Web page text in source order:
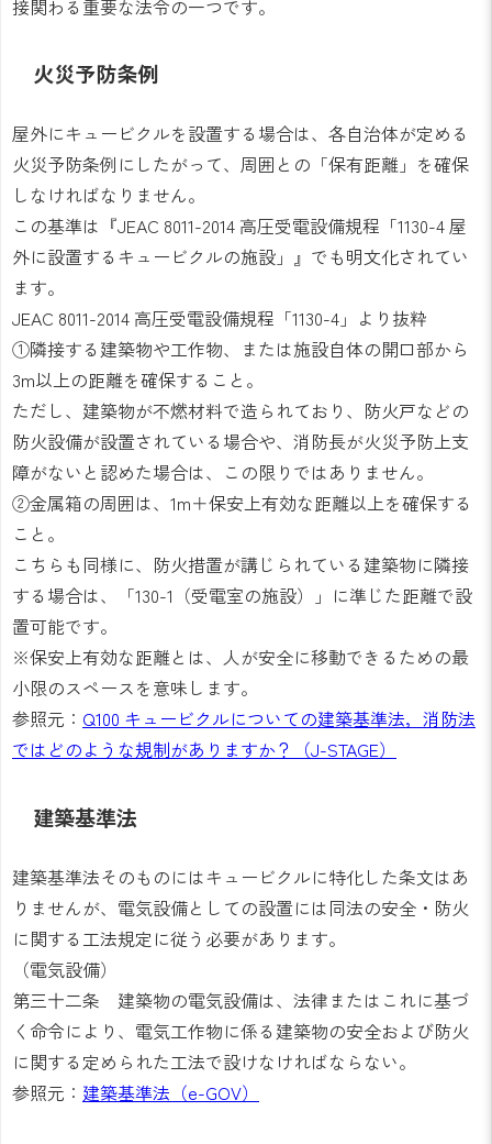
接関わる重要な法令の一つです。
火災予防条例
屋外にキュービクルを設置する場合は、各自治体が定める
火災予防条例にしたがって、周囲との「保有距離」を確保
しなければなりません。
この基準は『JEAC 8011-2014 高圧受電設備規程「1130-4 屋
外に設置するキュービクルの施設」』でも明文化されてい
ます。
JEAC 8011-2014 高圧受電設備規程「1130-4」より抜粋
①隣接する建築物や工作物、または施設自体の開口部から
3m以上の距離を確保すること。
ただし、建築物が不燃材料で造られており、防火戸などの
防火設備が設置されている場合や、消防長が火災予防上支
障がないと認めた場合は、この限りではありません。
②金属箱の周囲は、1m＋保安上有効な距離以上を確保する
こと。
こちらも同様に、防火措置が講じられている建築物に隣接
する場合は、「130-1（受電室の施設）」に準じた距離で設
置可能です。
※保安上有効な距離とは、人が安全に移動できるための最
小限のスペースを意味します。
参照元： Q100 キュービクルについての建築基準法，消防法
ではどのような規制がありますか？（J-STAGE）
建築基準法
建築基準法そのものにはキュービクルに特化した条文はあ
りませんが、電気設備としての設置には同法の安全・防火
に関する工法規定に従う必要があります。
（電気設備）
第三十二条 建築物の電気設備は、法律またはこれに基づ
く命令により、電気工作物に係る建築物の安全および防火
に関する定められた工法で設けなければならない。
参照元： 建築基準法（e-GOV）